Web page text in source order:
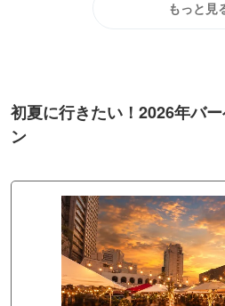
もっと見
初夏に行きたい！2026年バ
ン